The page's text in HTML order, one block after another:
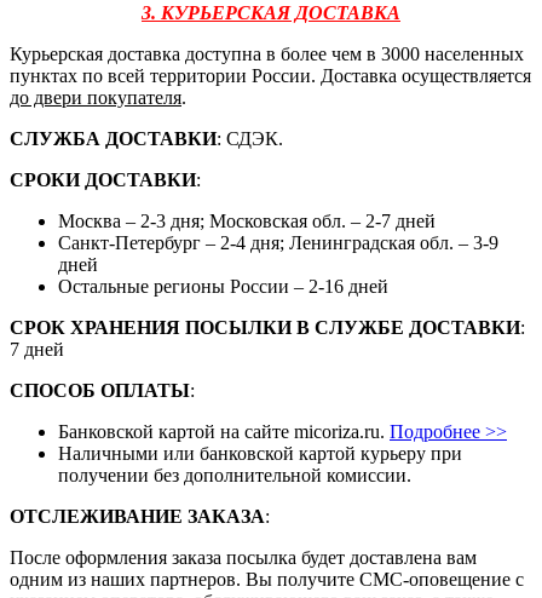
3. КУРЬЕРСКАЯ ДОСТАВКА
Курьерская доставка доступна в более чем в 3000 населенных
пунктах по всей территории России. Доставка осуществляется
до двери покупателя.
СЛУЖБА ДОСТАВКИ: СДЭК.
СРОКИ ДОСТАВКИ:
Москва – 2-3 дня; Московская обл. – 2-7 дней
Санкт-Петербург – 2-4 дня; Ленинградская обл. – 3-9
дней
Остальные регионы России – 2-16 дней
СРОК ХРАНЕНИЯ ПОСЫЛКИ В СЛУЖБЕ ДОСТАВКИ:
7 дней
СПОСОБ ОПЛАТЫ:
Банковской картой на сайте micoriza.ru. Подробнее >>
Наличными или банковской картой курьеру при
получении без дополнительной комиссии.
ОТСЛЕЖИВАНИЕ ЗАКАЗА:
После оформления заказа посылка будет доставлена вам
одним из наших партнеров. Вы получите СМС-оповещение с